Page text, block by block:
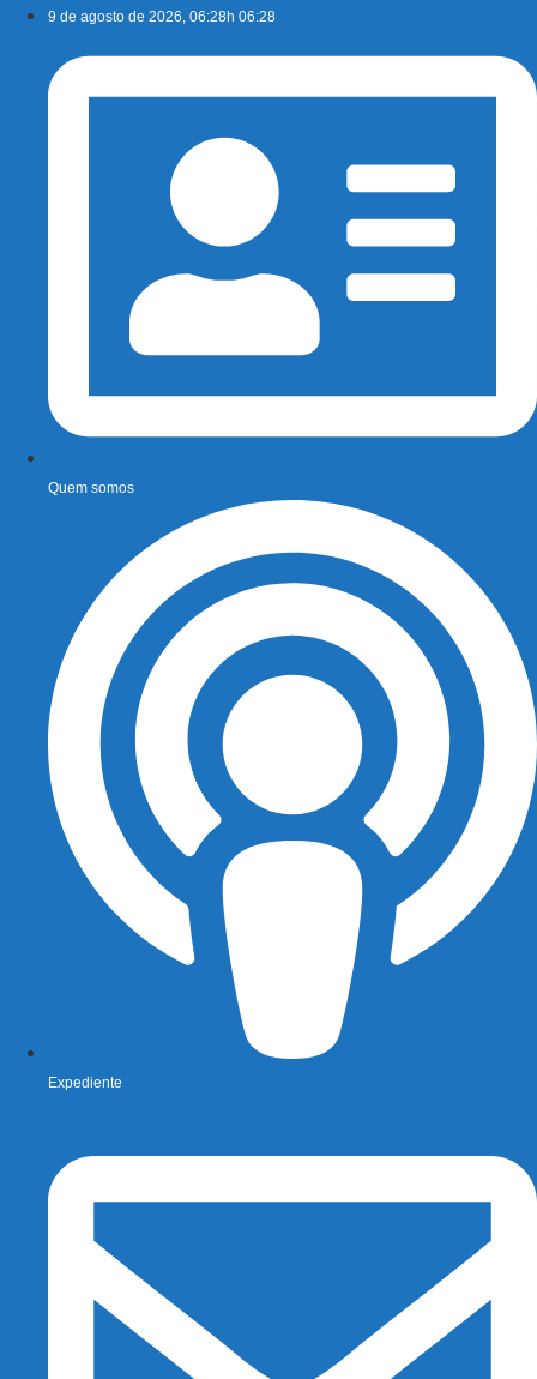
conteúdo
9 de agosto de 2026, 06:28h 06:28
Quem somos
Expediente